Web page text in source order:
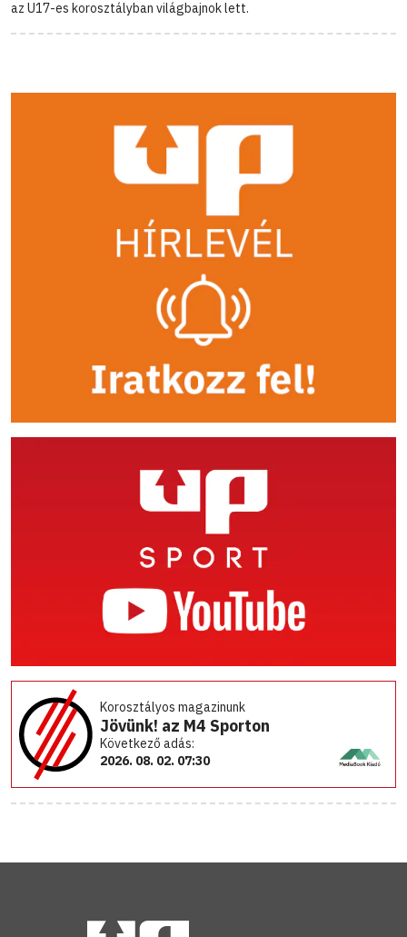
az U17-es korosztályban világbajnok lett.
Korosztályos magazinunk
Jövünk! az M4 Sporton
Következő adás:
2026. 08. 02. 07:30